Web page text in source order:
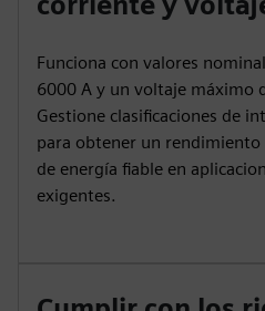
Funciona con valores
6000 A y un voltaje máximo
Gestione clasificaciones de
para obtener un
de energía fiable en
exigentes.